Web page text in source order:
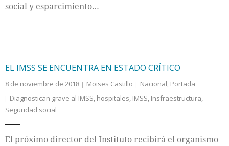
social y esparcimiento…
EL IMSS SE ENCUENTRA EN ESTADO CRÍTICO
8 de noviembre de 2018 Moises Castillo Nacional, Portada
Diagnostican grave al IMSS, hospitales, IMSS, Insfraestructura,
Seguridad social
El próximo director del Instituto recibirá el organismo